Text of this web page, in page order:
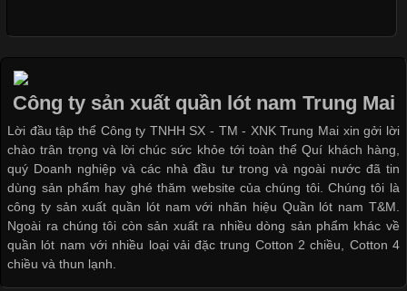
Trong những năm gần đây, vải Bamboo đang trở thành một
trong những chất liệu được yêu thích trong ngành thời trang
nhờ đặc tính mềm mại, thoáng khí và thân thiện với môi trường.
Không chỉ được ứng dụng trong quần áo thường ngày, loại vải
này còn xuất hiện nhiều trong các sản phẩm đồ lót
Những Loại Vải Thun Thông Dụng Và Đặc Điểm Nổi Bật
Công ty sản xuất quần lót nam Trung Mai
Lời đầu tập thể Công ty TNHH SX - TM - XNK Trung Mai xin gởi lời
chào trân trọng và lời chúc sức khỏe tới toàn thể Quí khách hàng,
quý Doanh nghiệp và các nhà đầu tư trong và ngoài nước đã tin
dùng sản phẩm hay ghé thăm website của chúng tôi. Chúng tôi là
công ty sản xuất quần lót nam với nhãn hiệu Quần lót nam T&M.
Ngoài ra chúng tôi còn sản xuất ra nhiều dòng sản phẩm khác về
quần lót nam với nhiều loại vải đặc trung Cotton 2 chiều, Cotton 4
chiều và thun lạnh.